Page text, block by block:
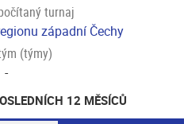
turnaj
západní Čechy
(týmy)
-
12 MĚSÍCŮ